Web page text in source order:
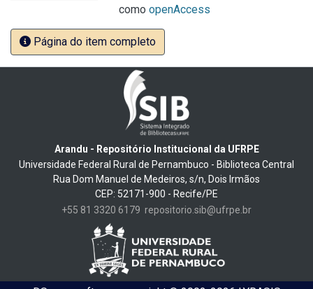
como openAccess
Página do item completo
Arandu - Repositório Institucional da UFRPE
Universidade Federal Rural de Pernambuco - Biblioteca Central
Rua Dom Manuel de Medeiros, s/n, Dois Irmãos
CEP: 52171-900 - Recife/PE
+55 81 3320 6179 repositorio.sib@ufrpe.br